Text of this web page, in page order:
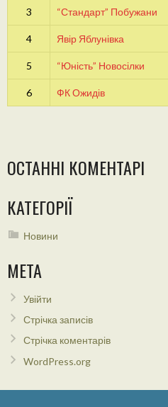
3 “Стандарт” Побужани
4 Явір Яблунівка
5 “Юність” Новосілки
6 ФК Ожидів
ОСТАННІ КОМЕНТАРІ
КАТЕГОРІЇ
Новини
МЕТА
Увійти
Стрічка записів
Стрічка коментарів
WordPress.org